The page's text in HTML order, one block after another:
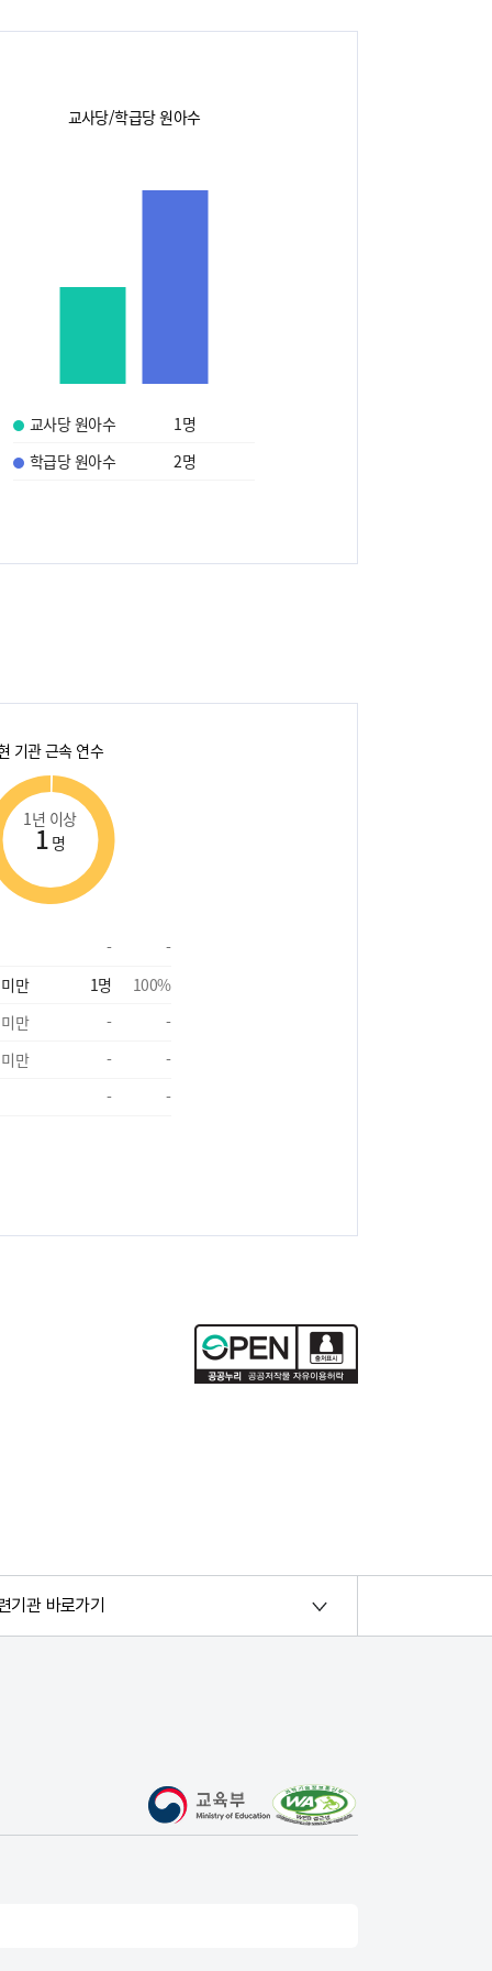
교사당/학급당 원아수
교사당 원아수 1 명
학급당 원아수
2명
기관 근속 연수
1년 이상
1 명
-
-
만
1명 100%
만
-
-
만
-
-
-
-
기관 바로가기